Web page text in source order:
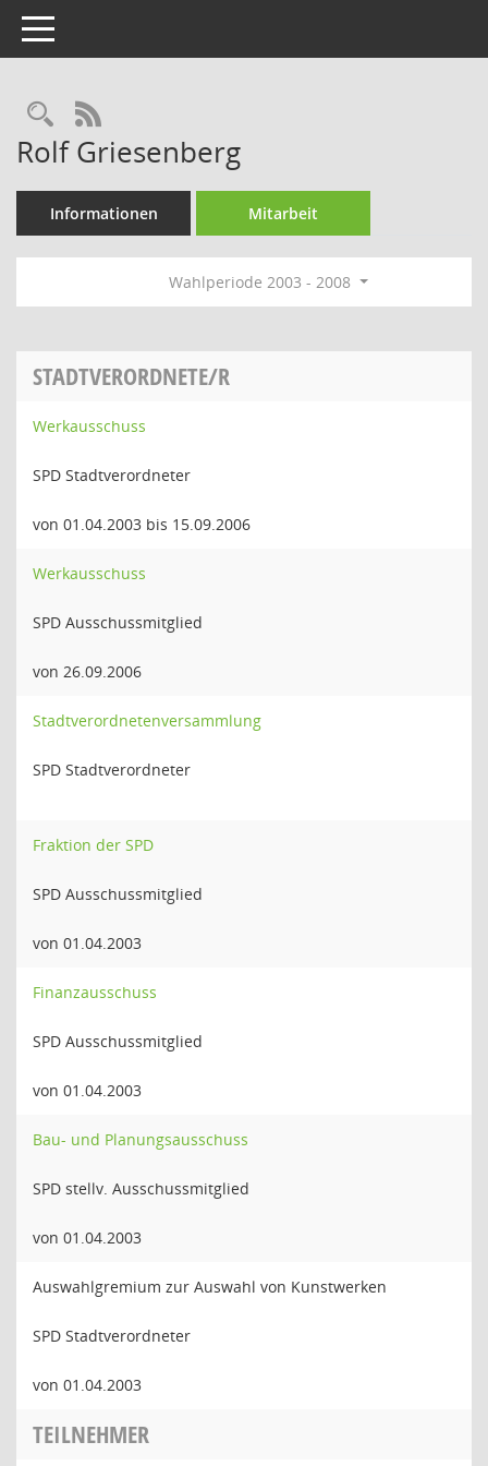
Toggle navigation
Rechercheauswahl
RSS-Feed
Rolf Griesenberg
Informationen Mitarbeit
Wahlperiode 2003 - 2008
STADTVERORDNETE/R
Werkausschuss
SPD Stadtverordneter
von 01.04.2003 bis 15.09.2006
Werkausschuss
SPD Ausschussmitglied
von 26.09.2006
Stadtverordnetenversammlung
SPD Stadtverordneter
Fraktion der SPD
SPD Ausschussmitglied
von 01.04.2003
Finanzausschuss
SPD Ausschussmitglied
von 01.04.2003
Bau- und Planungsausschuss
SPD stellv. Ausschussmitglied
von 01.04.2003
Auswahlgremium zur Auswahl von Kunstwerken
SPD Stadtverordneter
von 01.04.2003
TEILNEHMER